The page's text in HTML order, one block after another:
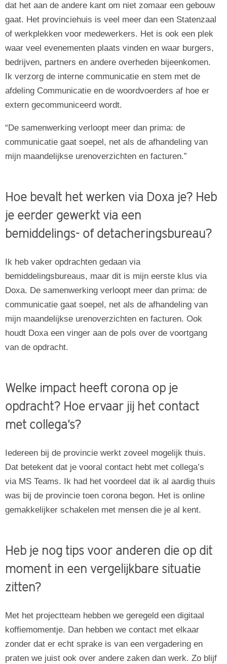
dat het aan de andere kant om niet zomaar een gebouw
gaat. Het provinciehuis is veel meer dan een Statenzaal
of werkplekken voor medewerkers. Het is ook een plek
waar veel evenementen plaats vinden en waar burgers,
bedrijven, partners en andere overheden bijeenkomen.
Ik verzorg de interne communicatie en stem met de
afdeling Communicatie en de woordvoerders af hoe er
extern gecommuniceerd wordt.
De samenwerking verloopt meer dan prima: de
communicatie gaat soepel, net als de afhandeling van
mijn maandelijkse urenoverzichten en facturen.
Hoe bevalt het werken via Doxa je? Heb
je eerder gewerkt via een
bemiddelings- of detacheringsbureau?
Ik heb vaker opdrachten gedaan via
bemiddelingsbureaus, maar dit is mijn eerste klus via
Doxa. De samenwerking verloopt meer dan prima: de
communicatie gaat soepel, net als de afhandeling van
mijn maandelijkse urenoverzichten en facturen. Ook
houdt Doxa een vinger aan de pols over de voortgang
van de opdracht.
Welke impact heeft corona op je
opdracht? Hoe ervaar jij het contact
met collega’s?
Iedereen bij de provincie werkt zoveel mogelijk thuis.
Dat betekent dat je vooral contact hebt met collega’s
via MS Teams. Ik had het voordeel dat ik al aardig thuis
was bij de provincie toen corona begon. Het is online
gemakkelijker schakelen met mensen die je al kent.
Heb je nog tips voor anderen die op dit
moment in een vergelijkbare situatie
zitten?
Met het projectteam hebben we geregeld een digitaal
koffiemomentje. Dan hebben we contact met elkaar
zonder dat er echt sprake is van een vergadering en
praten we juist ook over andere zaken dan werk. Zo blijf